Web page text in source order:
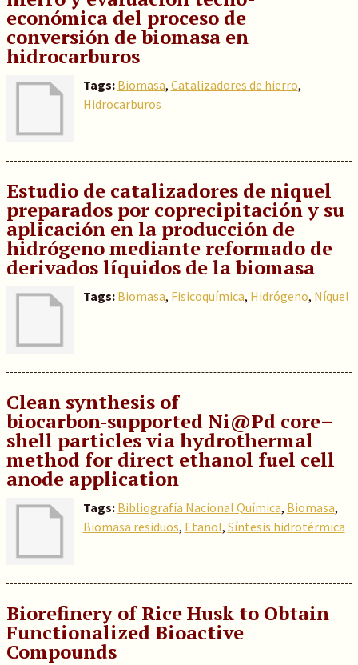
económica del proceso de
conversión de biomasa en
hidrocarburos
Tags: Biomasa, Catalizadores de hierro,
Hidrocarburos
Estudio de catalizadores de niquel
preparados por coprecipitación y su
aplicación en la producción de
hidrógeno mediante reformado de
derivados líquidos de la biomasa
Tags: Biomasa, Fisicoquímica, Hidrógeno, Níquel
Clean synthesis of
biocarbon‑supported Ni@Pd core–
shell particles via hydrothermal
method for direct ethanol fuel cell
anode application
Tags: Bibliografía Nacional Química, Biomasa,
Biomasa residuos, Etanol, Síntesis hidrotérmica
Biorefinery of Rice Husk to Obtain
Functionalized Bioactive
Compounds